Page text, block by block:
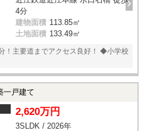
4分
建物面積 113.85㎡
土地面積 133.49㎡
！主要道までアクセス良好！ ◆小学校
一戸建て
2,620万円
3SLDK / 2026年